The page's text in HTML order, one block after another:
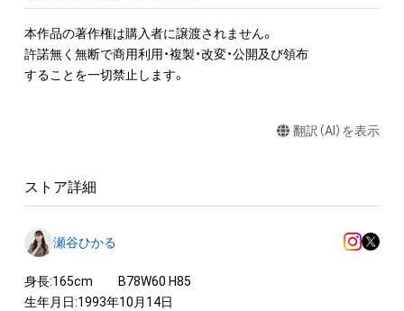
本作品の著作権は購入者に譲渡されません。
許諾無く無断で商用利用・複製・改変・公開及び領布
することを一切禁止します。
翻訳（AI）を表示
ストア詳細
瀬谷ひかる
身長:165cm　　B78W60 H85
生年月日:1993年10月14日